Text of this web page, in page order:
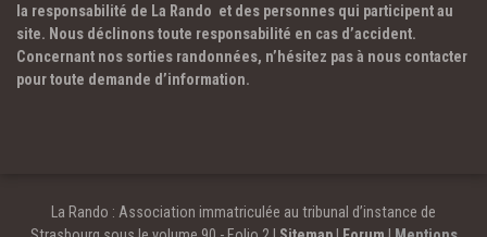
la responsabilité de La Rando et des personnes qui participent au
site. Nous déclinons toute responsabilité en cas d’accident.
Concernant nos sorties randonnées, n’hésitez pas à nous contacter
pour toute demande d’information.
La Rando : Association immatriculée au tribunal d’instance de